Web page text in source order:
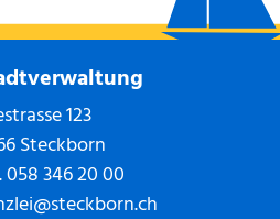
123
Steckborn
058 346 20 00